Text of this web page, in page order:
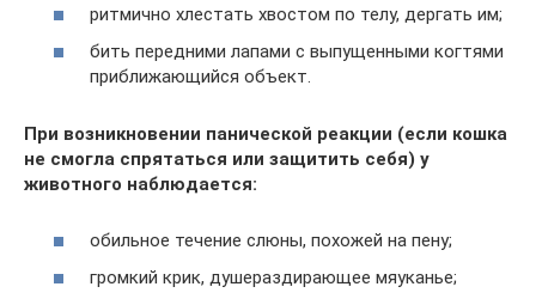
ритмично хлестать хвостом по телу, дергать им;
бить передними лапами с выпущенными когтями
приближающийся объект.
При возникновении панической реакции (если кошка
не смогла спрятаться или защитить себя) у
животного наблюдается:
обильное течение слюны, похожей на пену;
громкий крик, душераздирающее мяуканье;